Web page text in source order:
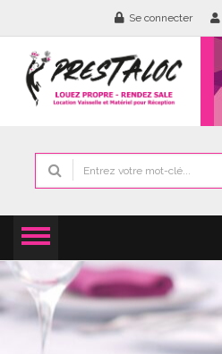
Se connecter